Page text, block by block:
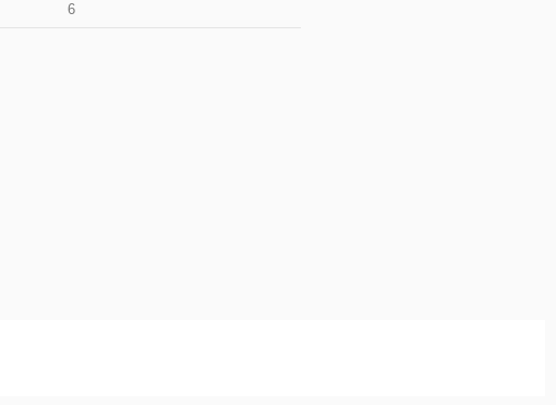
6